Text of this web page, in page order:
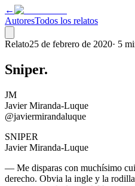
←
AutoresTodos los relatos
Relato25 de febrero de 2020· 5
Sniper.
JM
Javier Miranda-Luque
@javiermirandaluque
SNIPER
Javier Miranda-Luque
— Me disparas con muchísimo
derecho. Obvia la ingle y la